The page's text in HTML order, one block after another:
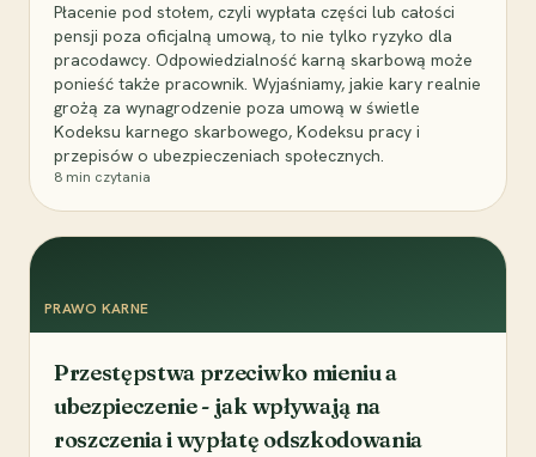
Płacenie pod stołem, czyli wypłata części lub całości
pensji poza oficjalną umową, to nie tylko ryzyko dla
pracodawcy. Odpowiedzialność karną skarbową może
ponieść także pracownik. Wyjaśniamy, jakie kary realnie
grożą za wynagrodzenie poza umową w świetle
Kodeksu karnego skarbowego, Kodeksu pracy i
przepisów o ubezpieczeniach społecznych.
8 min czytania
PRAWO KARNE
Przestępstwa przeciwko mieniu a
ubezpieczenie - jak wpływają na
roszczenia i wypłatę odszkodowania